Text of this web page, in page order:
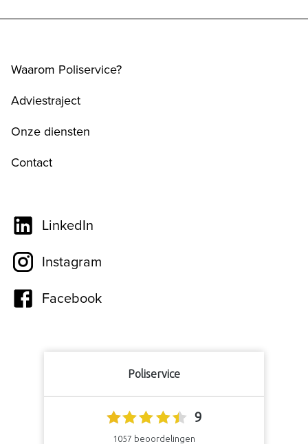
Waarom Poliservice?
Adviestraject
Onze diensten
Contact
LinkedIn
Instagram
Facebook
Poliservice
9
1057 beoordelingen